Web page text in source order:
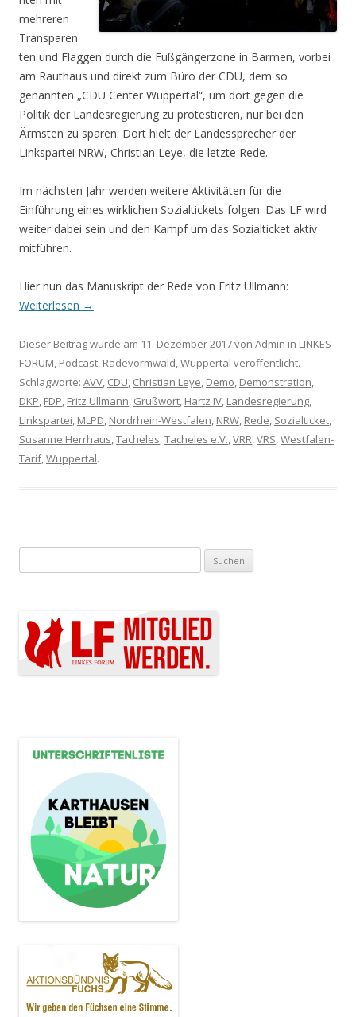
mehreren
Transparen
ten und Flaggen durch die Fußgängerzone in Barmen, vorbei
am Rauthaus und direkt zum Büro der CDU, dem so
genannten „CDU Center Wuppertal“, um dort gegen die
Politik der Landesregierung zu protestieren, nur bei den
Ärmsten zu sparen. Dort hielt der Landessprecher der
Linkspartei NRW, Christian Leye, die letzte Rede.
Im nächsten Jahr werden weitere Aktivitäten für die
Einführung eines wirklichen Sozialtickets folgen. Das LF wird
weiter dabei sein und den Kampf um das Sozialticket aktiv
mitführen.
Hier nun das Manuskript der Rede von Fritz Ullmann:
Weiterlesen →
Dieser Beitrag wurde am 11. Dezember 2017von Admin in LINKES
FORUM, Podcast, Radevormwald,Wuppertal veröffentlicht.
Schlagworte: AVV, CDU, Christian Leye, Demo, Demonstration,
DKP, FDP, Fritz Ullmann, Grußwort, Hartz IV, Landesregierung,
Linkspartei, MLPD, Nordrhein-Westfalen, NRW, Rede, Sozialticket,
Susanne Herrhaus,Tacheles,Tacheles e.V.,VRR,VRS,Westfalen-
Tarif,Wuppertal.